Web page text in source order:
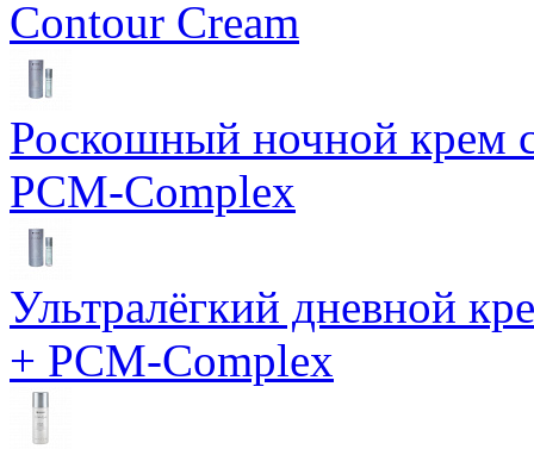
Contour Cream
Роскошный ночной крем
PCM-Complex
Ультралёгкий дневной
+ PCM-Complex